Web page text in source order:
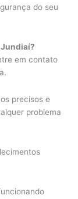
do seu
Jundiaí?
em contato
precisos e
problema